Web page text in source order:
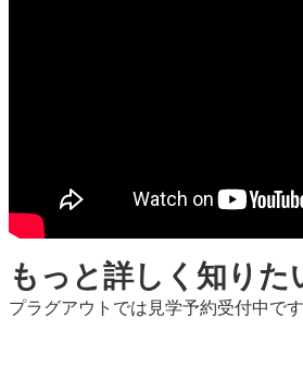
もっと詳しく知りた
プラグアウトでは見学予約受付中で